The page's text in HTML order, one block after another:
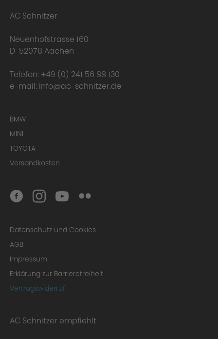
AC Schnitzer
Neuenhofstrasse 160
D-52078 Aachen
Telefon: +49 (0) 241 56 88 130
e-mail: info@ac-schnitzer.de
BMW
MINI
TOYOTA
Versandkosten
Datenschutz und Cookies
AGB
Impressum
Erklärung zur Barrierefreiheit
Vertragswiderruf
AC Schnitzer empfiehlt